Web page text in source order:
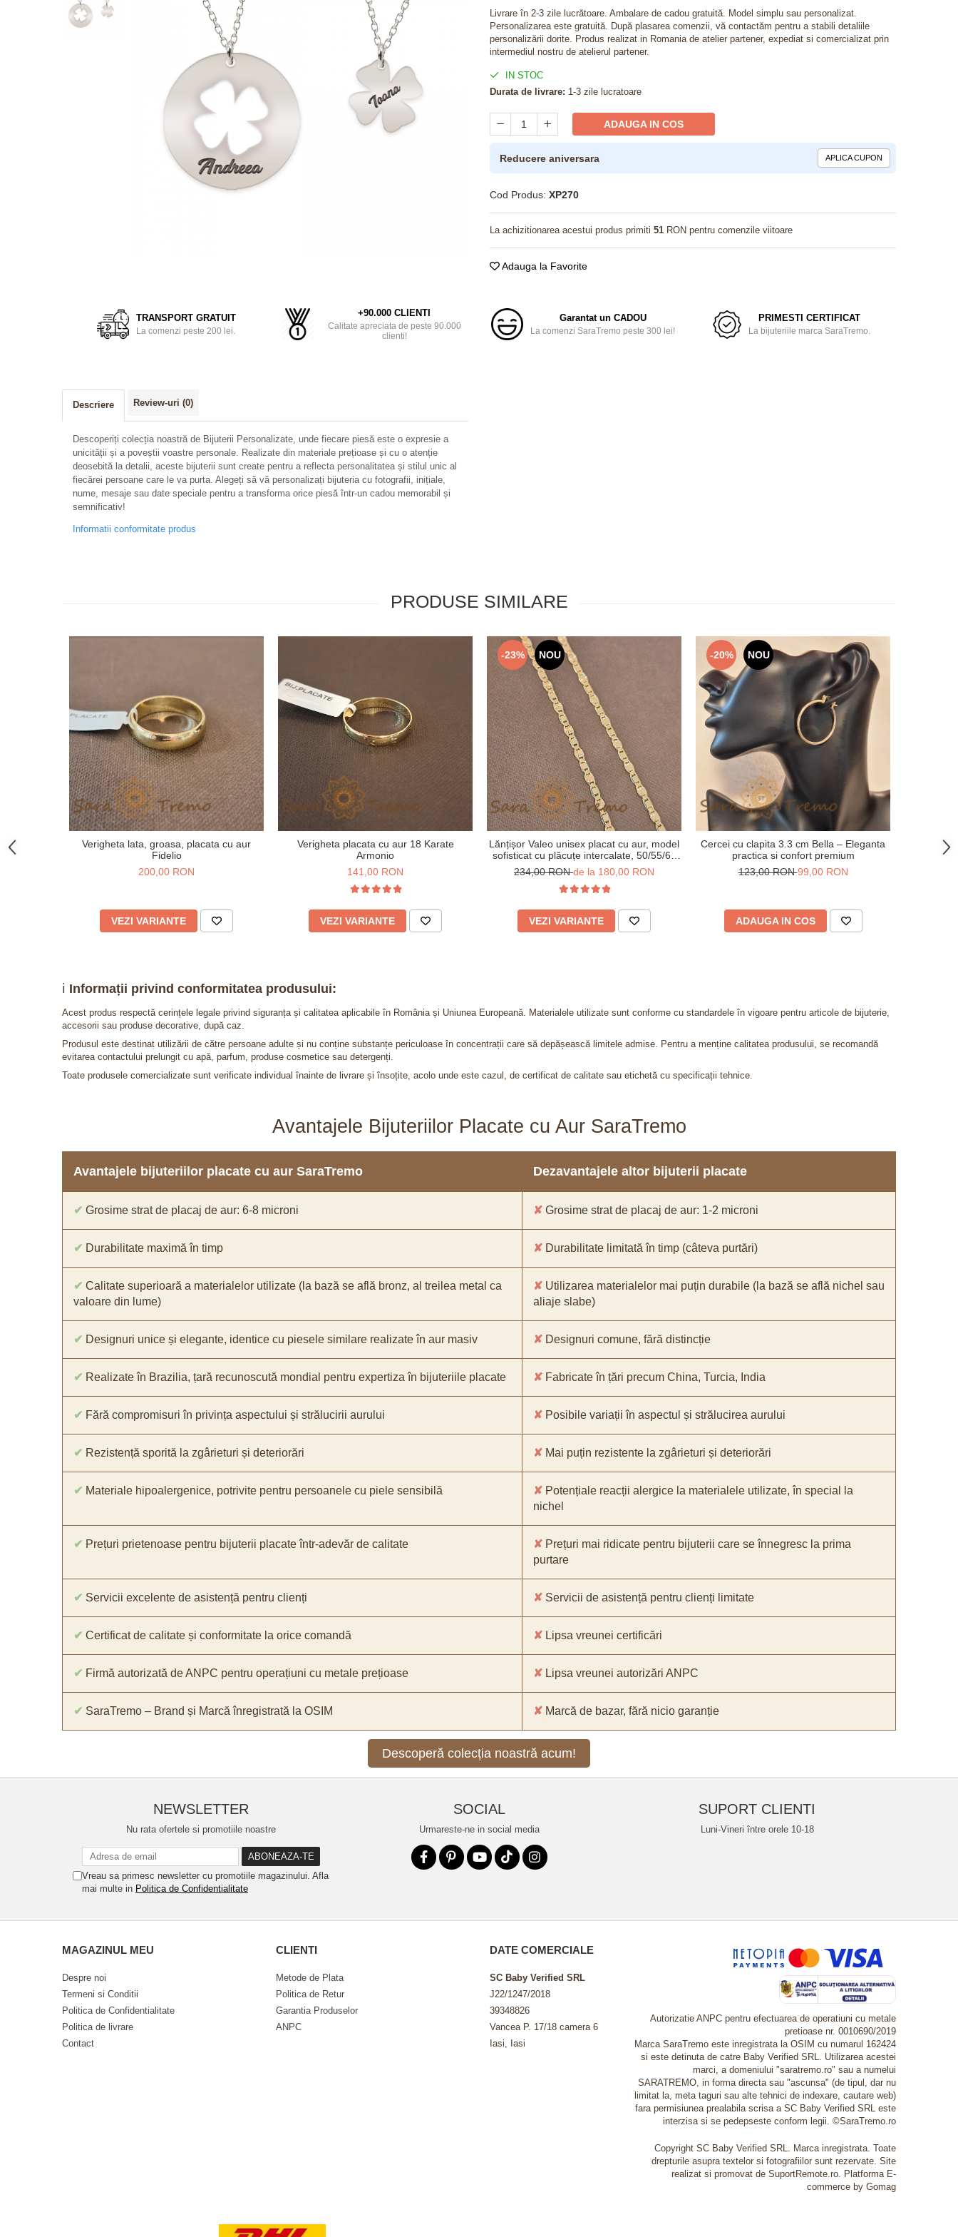
Bijuterii pentru barbati
Livrare în 2-3 zile lucrătoare. Ambalare de cadou gratuită. Model simplu sau personalizat.
Personalizarea este gratuită. După plasarea comenzii, vă contactăm pentru a stabili detaliile
personalizării dorite. Produs realizat in Romania de atelier partener, expediat si comercializat prin
intermediul nostru de atelierul partener.
IN STOC
Durata de livrare: 1-3 zile lucratoare
ADAUGA IN COS
Reducere aniversara APLICA CUPON
Cod Produs: XP270
La achizitionarea acestui produs primiti 51 RON pentru comenzile viitoare
Adauga la Favorite
TRANSPORT GRATUIT
La comenzi peste 200 lei.
+90.000 CLIENTI
Calitate apreciata de peste 90.000
clienti!
Garantat un CADOU
La comenzi SaraTremo peste 300 lei!
PRIMESTI CERTIFICAT
La bijuteriile marca SaraTremo.
Descriere Review-uri (0)
Descoperiți colecția noastră de Bijuterii Personalizate, unde fiecare piesă este o expresie a
unicității și a poveștii voastre personale. Realizate din materiale prețioase și cu o atenție
deosebită la detalii, aceste bijuterii sunt create pentru a reflecta personalitatea și stilul unic al
fiecărei persoane care le va purta. Alegeți să vă personalizați bijuteria cu fotografii, inițiale,
nume, mesaje sau date speciale pentru a transforma orice piesă într-un cadou memorabil și
semnificativ!
Informatii conformitate produs
PRODUSE SIMILARE
Verigheta lata, groasa, placata cu aur
Fidelio
200,00 RON
VEZI VARIANTE
Verigheta placata cu aur 18 Karate
Armonio
141,00 RON
VEZI VARIANTE
-23% NOU
Lănțișor Valeo unisex placat cu aur, model
sofisticat cu plăcuțe intercalate, 50/55/60
cm
234,00 RONde la 180,00 RON
VEZI VARIANTE
-20% NOU
Cercei cu clapita 3.3 cm Bella – Eleganta
practica si confort premium
123,00 RON99,00 RON
ADAUGA IN COS
ℹ️ Informații privind conformitatea produsului:
Acest produs respectă cerințele legale privind siguranța și calitatea aplicabile în România și Uniunea Europeană. Materialele utilizate sunt conforme cu standardele în vigoare pentru articole de bijuterie,
accesorii sau produse decorative, după caz.
Produsul este destinat utilizării de către persoane adulte și nu conține substanțe periculoase în concentrații care să depășească limitele admise. Pentru a menține calitatea produsului, se recomandă
evitarea contactului prelungit cu apă, parfum, produse cosmetice sau detergenți.
Toate produsele comercializate sunt verificate individual înainte de livrare și însoțite, acolo unde este cazul, de certificat de calitate sau etichetă cu specificații tehnice.
Avantajele Bijuteriilor Placate cu Aur SaraTremo
Avantajele bijuteriilor placate cu aur SaraTremo Dezavantajele altor bijuterii placate
✔ Grosime strat de placaj de aur: 6-8 microni ✘ Grosime strat de placaj de aur: 1-2 microni
✔ Durabilitate maximă în timp ✘ Durabilitate limitată în timp (câteva purtări)
✔ Calitate superioară a materialelor utilizate (la bază se află bronz, al treilea metal ca
valoare din lume)
✘ Utilizarea materialelor mai puțin durabile (la bază se află nichel sau
aliaje slabe)
✔ Designuri unice și elegante, identice cu piesele similare realizate în aur masiv ✘ Designuri comune, fără distincție
✔ Realizate în Brazilia, țară recunoscută mondial pentru expertiza în bijuteriile placate ✘ Fabricate în țări precum China, Turcia, India
✔ Fără compromisuri în privința aspectului și strălucirii aurului ✘ Posibile variații în aspectul și strălucirea aurului
✔ Rezistență sporită la zgârieturi și deteriorări ✘ Mai puțin rezistente la zgârieturi și deteriorări
✔ Materiale hipoalergenice, potrivite pentru persoanele cu piele sensibilă ✘ Potențiale reacții alergice la materialele utilizate, în special la
nichel
✔ Prețuri prietenoase pentru bijuterii placate într-adevăr de calitate ✘ Prețuri mai ridicate pentru bijuterii care se înnegresc la prima
purtare
✔ Servicii excelente de asistență pentru clienți ✘ Servicii de asistență pentru clienți limitate
✔ Certificat de calitate și conformitate la orice comandă ✘ Lipsa vreunei certificări
✔ Firmă autorizată de ANPC pentru operațiuni cu metale prețioase ✘ Lipsa vreunei autorizări ANPC
✔ SaraTremo – Brand și Marcă înregistrată la OSIM ✘ Marcă de bazar, fără nicio garanție
Descoperă colecția noastră acum!
NEWSLETTER
Nu rata ofertele si promotiile noastre
Vreau sa primesc newsletter cu promotiile magazinului. Afla
mai multe in Politica de Confidentialitate
SOCIAL
Urmareste-ne in social media
SUPORT CLIENTI
Luni-Vineri între orele 10-18
MAGAZINUL MEU
Despre noi
Termeni si Conditii
Politica de Confidentialitate
Politica de livrare
Contact
CLIENTI
Metode de Plata
Politica de Retur
Garantia Produselor
ANPC
DATE COMERCIALE
SC Baby Verified SRL
J22/1247/2018
39348826
Vancea P. 17/18 camera 6
Iasi, Iasi
Autorizatie ANPC pentru efectuarea de operatiuni cu metale
pretioase nr. 0010690/2019
Marca SaraTremo este inregistrata la OSIM cu numarul 162424
si este detinuta de catre Baby Verified SRL. Utilizarea acestei
marci, a domeniului "saratremo.ro" sau a numelui
SARATREMO, in forma directa sau "ascunsa" (de tipul, dar nu
limitat la, meta taguri sau alte tehnici de indexare, cautare web)
fara permisiunea prealabila scrisa a SC Baby Verified SRL este
interzisa si se pedepseste conform legii. ©SaraTremo.ro
Copyright SC Baby Verified SRL. Marca inregistrata. Toate
drepturile asupra textelor si fotografiilor sunt rezervate. Site
realizat si promovat de SuportRemote.ro. Platforma E-
commerce by Gomag